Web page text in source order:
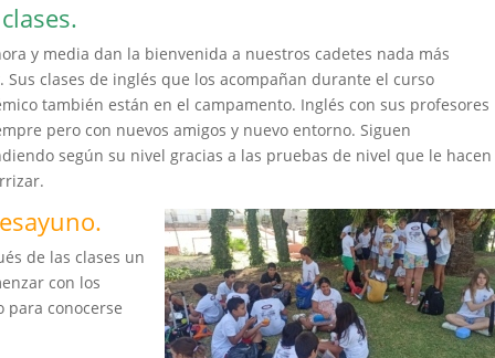
y media dan la bienvenida a nuestros cadetes nada más
Sus clases de inglés que los acompañan durante el curso
también están en el campamento. Inglés con sus profesores
pero con nuevos amigos y nuevo entorno. Siguen
según su nivel gracias a las pruebas de nivel que le hacen
de las clases un
con los
para conocerse